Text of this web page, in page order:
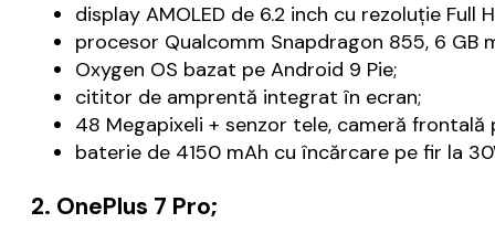
display AMOLED de 6.2 inch cu rezoluție Full
procesor Qualcomm Snapdragon 855, 6 GB
Oxygen OS bazat pe Android 9 Pie;
cititor de amprentă integrat în ecran;
48 Megapixeli + senzor tele, cameră
baterie de 4150 mAh cu încărcare pe fir la
2. OnePlus 7 Pro;